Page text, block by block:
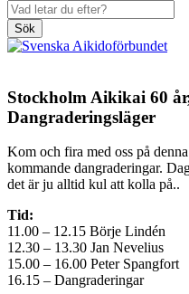
Sök
Stockholm Aikikai 60
Dangraderingsläger
Kom och fira med oss på
kommande dangraderingar.
det är ju alltid kul att kolla på..
Tid:
11.00 – 12.15 Börje Lindén
12.30 – 13.30 Jan Nevelius
15.00 – 16.00 Peter Spangfort
16.15 – Dangraderingar